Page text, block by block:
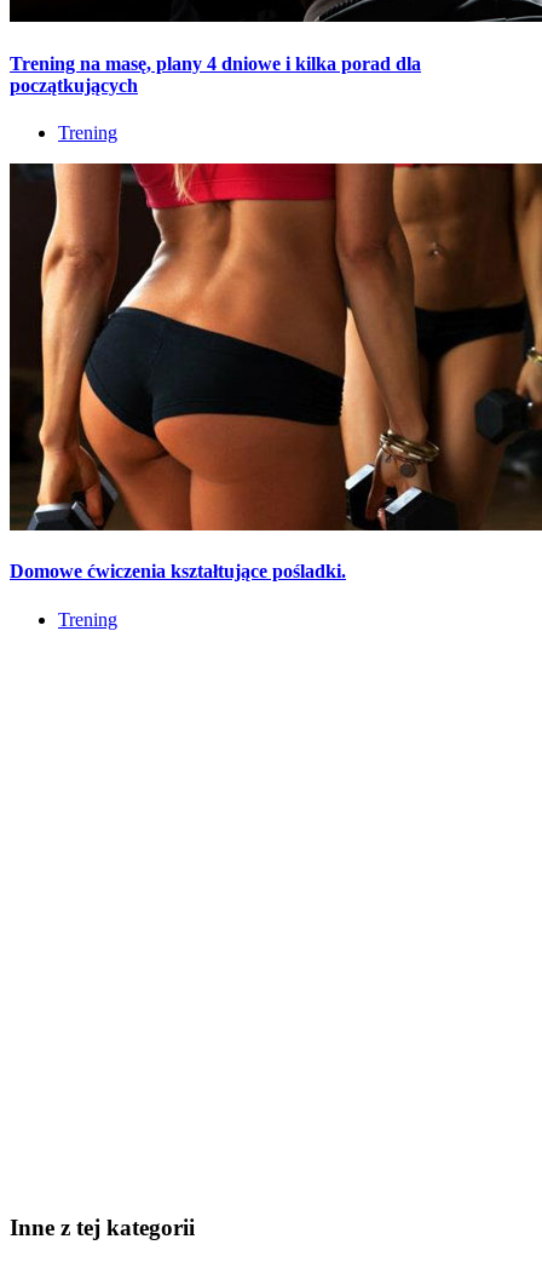
Trening na masę, plany 4 dniowe i kilka porad dla
początkujących
Trening
Domowe ćwiczenia kształtujące pośladki.
Trening
Inne z tej kategorii